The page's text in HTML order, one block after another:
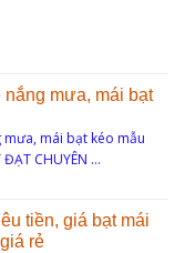
nắng mưa, mái bạt
mái bạt kéo mẫu
CHUYÊN …
tiền, giá bạt mái
rẻ